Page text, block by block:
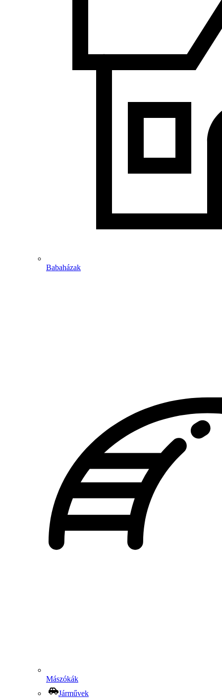
Babaházak
Mászókák
Járművek